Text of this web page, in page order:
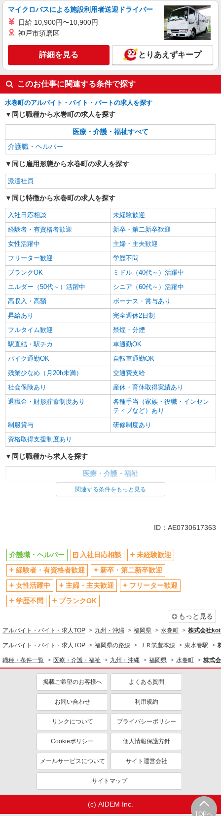
マイクロバスによる施設利用者送迎ドライバー
日給 10,900円〜10,900円
神戸市須磨区
詳細を見る とりあえずキープ
このお仕事に関連する条件で探す
水巻町のアルバイト・バイト・パートの求人を探す
同じ職種から水巻町の求人を探す
医療・介護・福祉すべて
介護職・ヘルパー
同じ雇用形態から水巻町の求人を探す
派遣社員
同じ特徴から水巻町の求人を探す
入社日応相談
未経験歓迎
経験者・有資格者歓迎
新卒・第二新卒歓迎
女性活躍中
主婦・主夫歓迎
フリーター歓迎
学歴不問
ブランクOK
ミドル（40代～）活躍中
エルダー（50代～）活躍中
シニア（60代～）活躍中
高収入・高額
ボーナス・賞与あり
昇給あり
完全週休2日制
フルタイム歓迎
禁煙・分煙
駅直結・駅チカ
車通勤OK
バイク通勤OK
自転車通勤OK
残業少なめ（月20h未満）
交通費支給
社会保険あり
産休・育休取得実績あり
退職金・財形貯蓄制度あり
各種手当（家族・役職・インセン
ティブなど）あり
制服貸与
研修制度あり
資格取得支援制度あり
同じ職種から求人を探す
医療・介護・福祉
交通費支給
社会保険あり
産休・育休取得実績あり
関連する条件をもっと見る
ID：AE0730617363
TOPへ
介護職・ヘルパー 入社日応相談
未経験歓迎
経験者・有資格者歓迎
新卒・第二新卒歓迎
女性活躍中
主婦・主夫歓迎
フリーター歓迎
学歴不問
ブランクOK
もっと見る
アルバイト・バイト・求人TOP 九州・沖縄 福岡県 水巻町 株式会社
アルバイト・バイト・求人TOP 福岡県の路線 ＪＲ筑豊本線 東水巻駅
職種・条件一覧 医療・介護・福祉 九州・沖縄 福岡県 水巻町 株式
掲載ご希望のお客様へ よくある質問
お問い合わせ 利用規約
リンクについて プライバシーポリシー
Cookieポリシー 個人情報保護方針
メールサービスについて サイト運営会社
サイトマップ
(c) AIDEM Inc.